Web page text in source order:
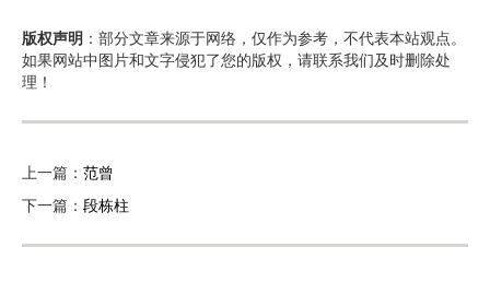
版权声明 ：部分文章来源于网络，仅作为参考，不代表本站观点。
如果网站中图片和文字侵犯了您的版权，请联系我们及时删除处
理！
上一篇： 范曾
下一篇： 段栋柱